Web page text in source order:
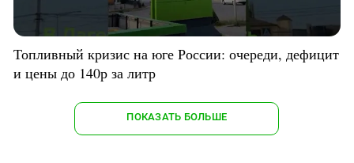
Топливный кризис на юге России: очереди, дефицит
и цены до 140р за литр
ПОКАЗАТЬ БОЛЬШЕ